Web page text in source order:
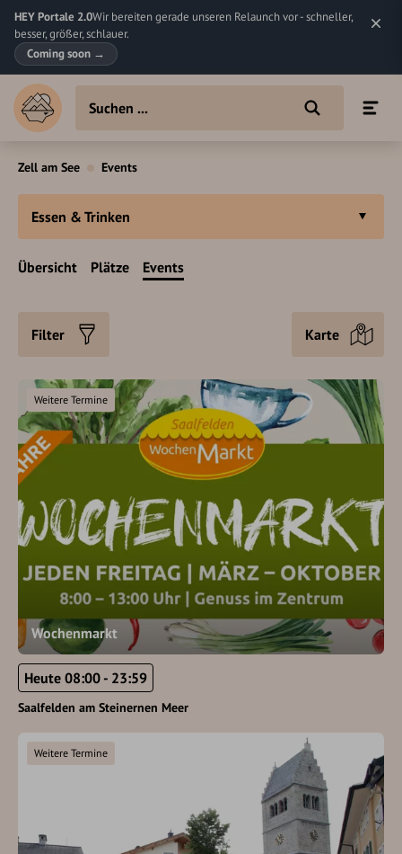
HEY Portale 2.0Wir bereiten gerade unseren Relaunch vor - schneller,
besser, größer, schlauer.
Coming soon →
Zell am See Events
Essen & Trinken
Übersicht Plätze Events
Filter Karte
Wochenmarkt
Weitere Termine
Heute 08:00 - 23:59
Saalfelden am Steinernen Meer
Weitere Termine